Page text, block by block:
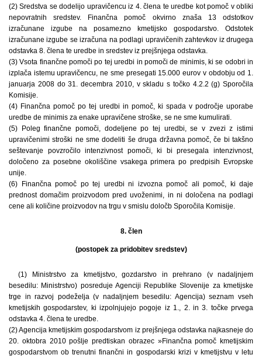
(2) Sredstva se dodelijo upravičencu iz 4. člena te uredbe kot pomoč v obliki
nepovratnih sredstev. Finančna pomoč okvirno znaša 13 odstotkov
izračunane izgube na posamezno kmetijsko gospodarstvo. Odstotek
izračunane izgube se izračuna na podlagi upravičenih zahtevkov iz drugega
odstavka 8. člena te uredbe in sredstev iz prejšnjega odstavka.
(3) Vsota finančne pomoči po tej uredbi in pomoči de minimis, ki se odobri in
izplača istemu upravičencu, ne sme presegati 15.000 eurov v obdobju od 1.
januarja 2008 do 31. decembra 2010, v skladu s točko 4.2.2 (g) Sporočila
Komisije.
(4) Finančna pomoč po tej uredbi in pomoč, ki spada v področje uporabe
uredbe de minimis za enake upravičene stroške, se ne sme kumulirati.
(5) Poleg finančne pomoči, dodeljene po tej uredbi, se v zvezi z istimi
upravičenimi stroški ne sme dodeliti še druga državna pomoč, če bi takšno
seštevanje povzročilo intenzivnost pomoči, ki bi presegala intenzivnost,
določeno za posebne okoliščine vsakega primera po predpisih Evropske
unije.
(6) Finančna pomoč po tej uredbi ni izvozna pomoč ali pomoč, ki daje
prednost domačim proizvodom pred uvoženimi, in ni določena na podlagi
cene ali količine proizvodov na trgu v smislu določb Sporočila Komisije.
8. člen
(postopek za pridobitev sredstev)
(1) Ministrstvo za kmetijstvo, gozdarstvo in prehrano (v nadaljnjem
besedilu: Ministrstvo) posreduje Agenciji Republike Slovenije za kmetijske
trge in razvoj podeželja (v nadaljnjem besedilu: Agencija) seznam vseh
kmetijskih gospodarstev, ki izpolnjujejo pogoje iz 1., 2. in 3. točke prvega
odstavka 4. člena te uredbe.
(2) Agencija kmetijskim gospodarstvom iz prejšnjega odstavka najkasneje do
20. oktobra 2010 pošlje predtiskan obrazec »Finančna pomoč kmetijskim
gospodarstvom ob trenutni finančni in gospodarski krizi v kmetijstvu v letu